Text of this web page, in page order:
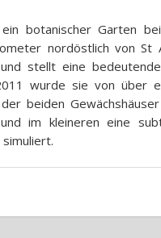
botanischer Garten
nordöstlich von St
stellt eine bedeutende
wurde sie von über
beiden
im kleineren eine